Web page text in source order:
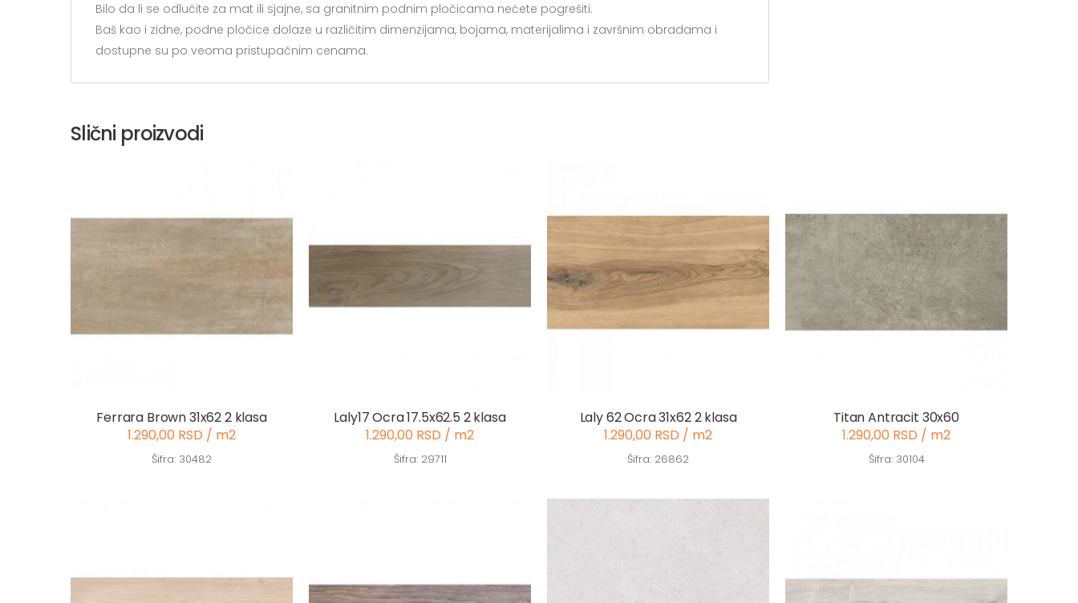
Bilo da li se odlučite za mat ili sjajne, sa granitnim podnim pločicama nećete pogrešiti.
Baš kao i zidne, podne pločice dolaze u različitim dimenzijama, bojama, materijalima i završnim obradama i
dostupne su po veoma pristupačnim cenama.
Slični proizvodi
Ferrara Brown 31x62 2 klasa
1.290,00 RSD / m2
Šifra: 30482
Laly17 Ocra 17.5x62.5 2 klasa
1.290,00 RSD / m2
Šifra: 29711
Laly 62 Ocra 31x62 2 klasa
1.290,00 RSD / m2
Šifra: 26862
Titan Antracit 30x60
1.290,00 RSD / m2
Šifra: 30104